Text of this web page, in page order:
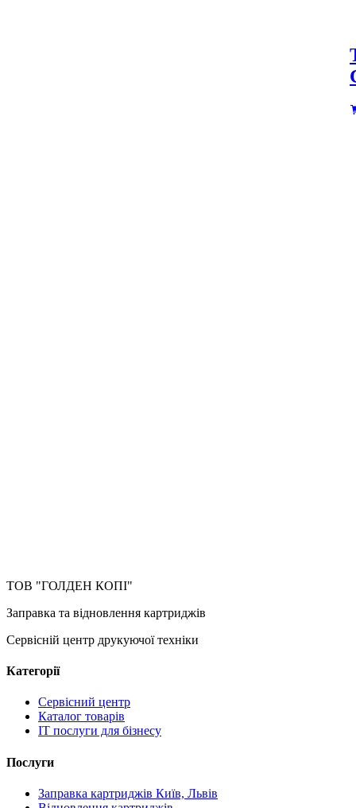
ТОВ "ГОЛДЕН КОПІ"
Заправка та відновлення картриджів
Сервісній центр друкуючої техніки
Категорії
Сервісний центр
Каталог товарів
IT послуги для бізнесу
Послуги
Заправка картриджів Київ, Львів